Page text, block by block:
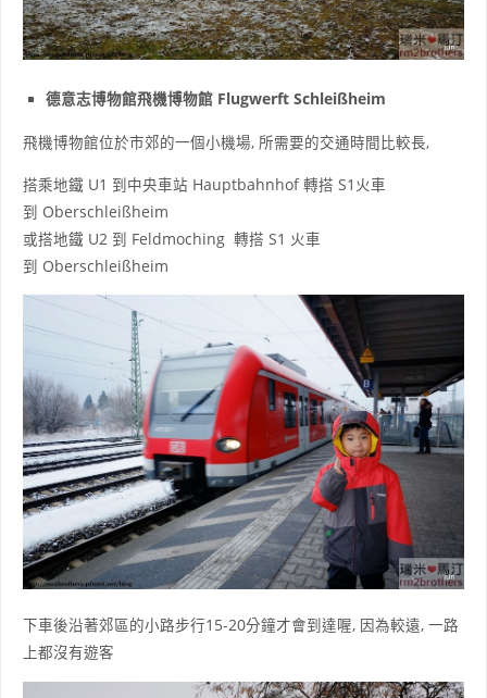
德意志博物館飛機博物館 Flugwerft Schleißheim
飛機博物館位於市郊的一個小機場, 所需要的交通時間比較長,
搭乘地鐵 U1 到中央車站 Hauptbahnhof 轉搭 S1火車
到 Oberschleißheim
或搭地鐵 U2 到 Feldmoching 轉搭 S1 火車
到 Oberschleißheim
下車後沿著郊區的小路步行15-20分鐘才會到達喔, 因為較遠, 一路
上都沒有遊客